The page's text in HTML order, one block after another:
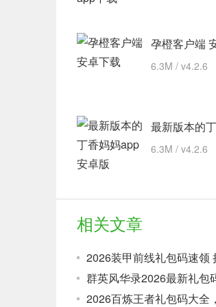
6.3M / v4.2.6
6.3M / v4.2.6
相关文章
2026装甲前线礼包码速领
群英风华录2026最新礼包
2026百炼王者礼包码大全